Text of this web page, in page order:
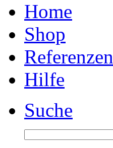
Home
Shop
Referenzen
Hilfe
Suche